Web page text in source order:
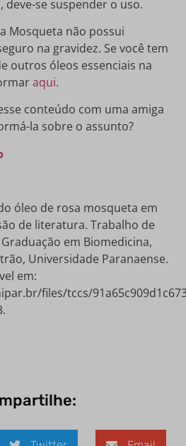
se suspender o uso.
Mosqueta não possui
na gravidez. Se você tem
outros óleos essenciais na
aqui.
conteúdo com uma amiga
la sobre o assunto?
óleo de rosa mosqueta em
de literatura. Trabalho de
em Biomedicina,
Universidade Paranaense.
em:
files/tccs/